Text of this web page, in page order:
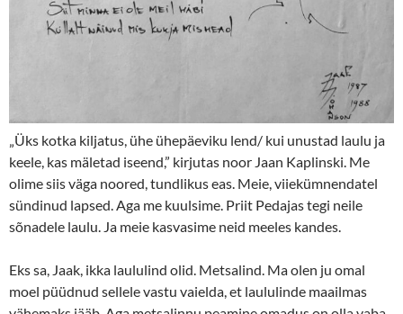
„Üks kotka kiljatus, ühe ühepäeviku lend/ kui unustad laulu ja
keele, kas mäletad iseend,” kirjutas noor Jaan Kaplinski. Me
olime siis väga noored, tundlikus eas. Meie, viiekümnendatel
sündinud lapsed. Aga me kuulsime. Priit Pedajas tegi neile
sõnadele laulu. Ja meie kasvasime neid meeles kandes.
Eks sa, Jaak, ikka laululind olid. Metsalind. Ma olen ju omal
moel püüdnud sellele vastu vaielda, et laululinde maailmas